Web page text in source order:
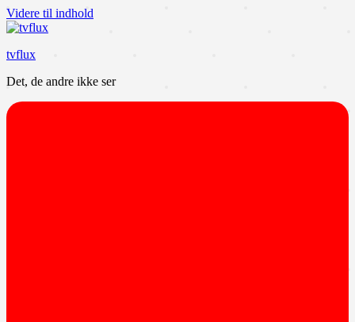
Videre til indhold
tvflux
Det, de andre ikke ser